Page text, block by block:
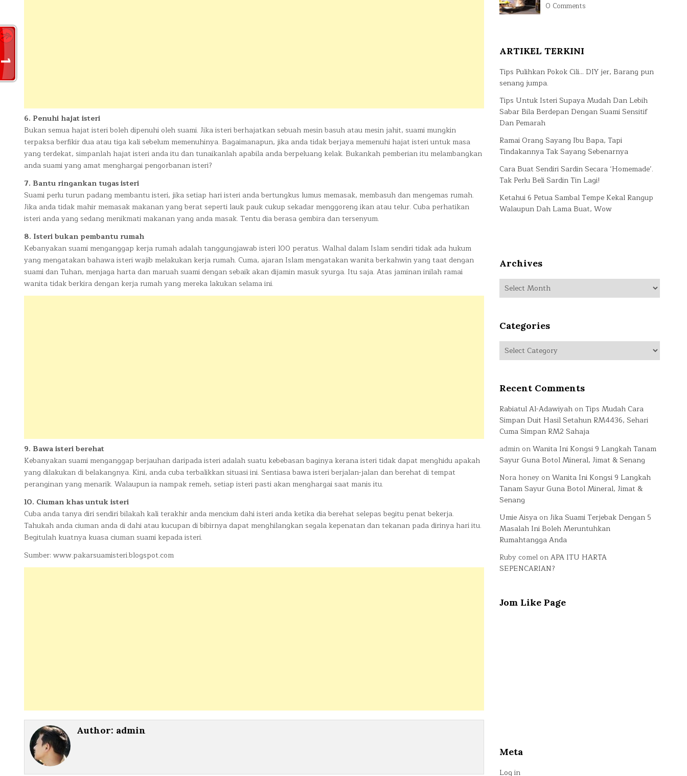
6. Penuhi hajat isteri
Bukan semua hajat isteri boleh dipenuhi oleh suami. Jika isteri berhajatkan sebuah mesin basuh atau mesin jahit, suami mungkin
terpaksa berfikir dua atau tiga kali sebelum memenuhinya. Bagaimanapun, jika anda tidak berjaya memenuhi hajat isteri untuk masa
yang terdekat, simpanlah hajat isteri anda itu dan tunaikanlah apabila anda berpeluang kelak. Bukankah pemberian itu melambangkan
anda suami yang amat menghargai pengorbanan isteri?
7. Bantu ringankan tugas isteri
Suami perlu turun padang membantu isteri, jika setiap hari isteri anda bertungkus lumus memasak, membasuh dan mengemas rumah.
Jika anda tidak mahir memasak makanan yang berat seperti lauk pauk cukup sekadar menggoreng ikan atau telur. Cuba perhatikan
isteri anda yang sedang menikmati makanan yang anda masak. Tentu dia berasa gembira dan tersenyum.
8. Isteri bukan pembantu rumah
Kebanyakan suami menganggap kerja rumah adalah tanggungjawab isteri 100 peratus. Walhal dalam Islam sendiri tidak ada hukum
yang mengatakan bahawa isteri wajib melakukan kerja rumah. Cuma, ajaran Islam mengatakan wanita berkahwin yang taat dengan
suami dan Tuhan, menjaga harta dan maruah suami dengan sebaik akan dijamin masuk syurga. Itu saja. Atas jaminan inilah ramai
wanita tidak berkira dengan kerja rumah yang mereka lakukan selama ini.
9. Bawa isteri berehat
Kebanyakan suami menganggap berjauhan daripada isteri adalah suatu kebebasan baginya kerana isteri tidak dapat menghidu apakah
yang dilakukan di belakangnya. Kini, anda cuba terbalikkan situasi ini. Sentiasa bawa isteri berjalan-jalan dan berehat di tempat
peranginan yang menarik. Walaupun ia nampak remeh, setiap isteri pasti akan menghargai saat manis itu.
10. Ciuman khas untuk isteri
Cuba anda tanya diri sendiri bilakah kali terakhir anda mencium dahi isteri anda ketika dia berehat selepas begitu penat bekerja.
Tahukah anda ciuman anda di dahi atau kucupan di bibirnya dapat menghilangkan segala kepenatan dan tekanan pada dirinya hari itu.
Begitulah kuatnya kuasa ciuman suami kepada isteri.
Sumber: www.pakarsuamisteri.blogspot.com
Author: admin
0 Comments
ARTIKEL TERKINI
Tips Pulihkan Pokok Cili… DIY jer, Barang pun
senang jumpa.
Tips Untuk Isteri Supaya Mudah Dan Lebih
Sabar Bila Berdepan Dengan Suami Sensitif
Dan Pemarah
Ramai Orang Sayang Ibu Bapa, Tapi
Tindakannya Tak Sayang Sebenarnya
Cara Buat Sendiri Sardin Secara ‘Homemade’.
Tak Perlu Beli Sardin Tin Lagi!
Ketahui 6 Petua Sambal Tempe Kekal Rangup
Walaupun Dah Lama Buat, Wow
Archives
Archives
Categories
Categories
Recent Comments
Rabiatul Al-Adawiyah onTips Mudah Cara
Simpan Duit Hasil Setahun RM4436, Sehari
Cuma Simpan RM2 Sahaja
admin onWanita Ini Kongsi 9 Langkah Tanam
Sayur Guna Botol Mineral, Jimat & Senang
Nora honey onWanita Ini Kongsi 9 Langkah
Tanam Sayur Guna Botol Mineral, Jimat &
Senang
Umie Aisya on Jika Suami Terjebak Dengan 5
Masalah Ini Boleh Meruntuhkan
Rumahtangga Anda
Ruby comel onAPA ITU HARTA
SEPENCARIAN?
Jom Like Page
Meta
Log in